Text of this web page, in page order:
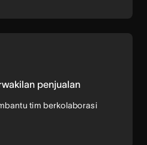
penjualan
tim berkolaborasi